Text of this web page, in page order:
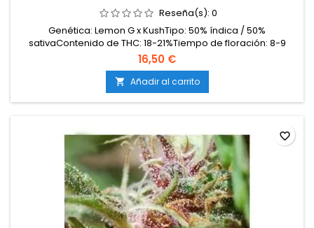
Reseña(s): 0
Genética: Lemon G x KushTipo: 50% índica / 50%
sativaContenido de THC: 18-21%Tiempo de floración: 8-9
semanas en interiorProducción en interior: 450-500
g/m²Producción en exterior: 500-700 g/plantaAltura: 80-110
cm en interior; hasta 200 cm en exteriorAromas y
sabores: Intensamente cítricos a limón fresco con fondo
terroso y...
16,50 €
 Añadir al carrito
favorite_border